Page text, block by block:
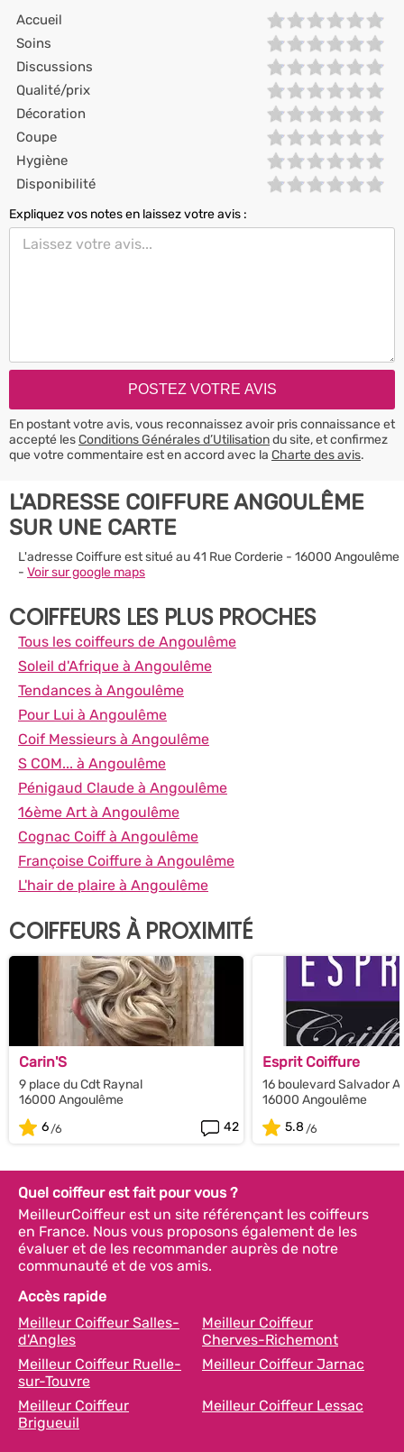
Accueil
Soins
Discussions
Qualité/prix
Décoration
Coupe
Hygiène
Disponibilité
Expliquez vos notes en laissez votre avis :
En postant votre avis, vous reconnaissez avoir pris connaissance et
accepté lesConditions Générales d’Utilisationdu site, et confirmez
que votre commentaire est en accord avec la Charte des avis.
L'ADRESSE COIFFURE ANGOULÊME
SUR UNE CARTE
L'adresse Coiffure est situé au 41 Rue Corderie - 16000 Angoulême
- Voir sur google maps
COIFFEURS LES PLUS PROCHES
Tous les coiffeurs de Angoulême
Soleil d'Afrique à Angoulême
Tendances à Angoulême
Pour Lui à Angoulême
Coif Messieurs à Angoulême
S COM... à Angoulême
Pénigaud Claude à Angoulême
16ème Art à Angoulême
Cognac Coiff à Angoulême
Françoise Coiffure à Angoulême
L'hair de plaire à Angoulême
COIFFEURS À PROXIMITÉ
Carin'S
9 place du Cdt Raynal
16000 Angoulême
6
42
Esprit Coiffure
16 boulevard Salvador
16000 Angoulême
5.8
Quel coiffeur est fait pour vous ?
MeilleurCoiffeur est un site référençant les coiffeurs
en France. Nous vous proposons également de les
évaluer et de les recommander auprès de notre
communauté et de vos amis.
Accès rapide
Meilleur Coiffeur Salles-
d'Angles
Meilleur Coiffeur
Cherves-Richemont
Meilleur Coiffeur Ruelle-
sur-Touvre
Meilleur Coiffeur Jarnac
Meilleur Coiffeur
Brigueuil
Meilleur Coiffeur Lessac